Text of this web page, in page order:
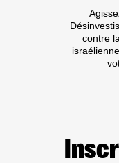
DE
contre